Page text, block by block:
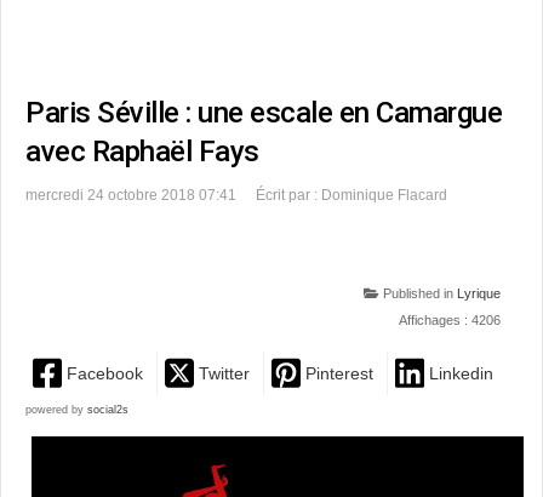
Paris Séville : une escale en Camargue
avec Raphaël Fays
mercredi 24 octobre 2018 07:41 Écrit par : Dominique Flacard
Published in
Lyrique
Affichages : 4206
Facebook Twitter Pinterest Linkedin
powered by social2s